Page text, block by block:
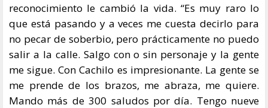
reconocimiento le cambió la vida. “Es muy raro lo
que está pasando y a veces me cuesta decirlo para
no pecar de soberbio, pero prácticamente no puedo
salir a la calle. Salgo con o sin personaje y la gente
me sigue. Con Cachilo es impresionante. La gente se
me prende de los brazos, me abraza, me quiere.
Mando más de 300 saludos por día. Tengo nueve